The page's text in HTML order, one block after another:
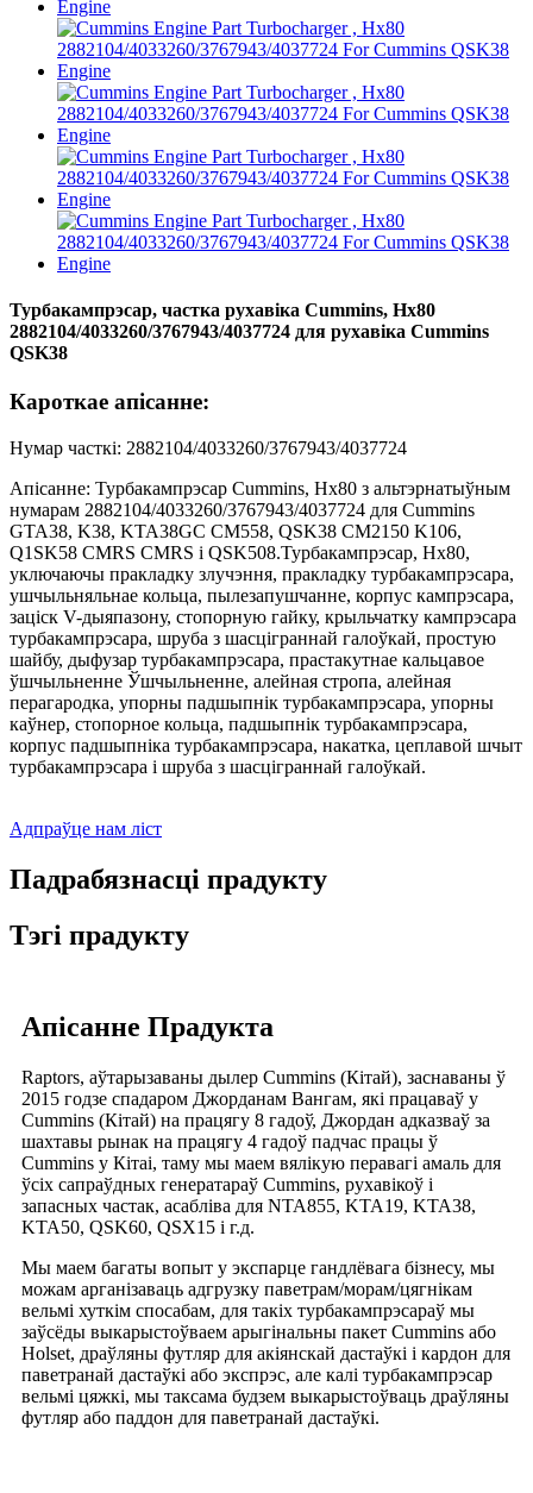
Турбакампрэсар, частка рухавіка Cummins, Hx80
2882104/4033260/3767943/4037724 для рухавіка Cummins
QSK38
Кароткае апісанне:
Нумар часткі: 2882104/4033260/3767943/4037724
Апісанне: Турбакампрэсар Cummins, Hx80 з альтэрнатыўным
нумарам 2882104/4033260/3767943/4037724 для Cummins
GTA38, K38, KTA38GC CM558, QSK38 CM2150 K106,
Q1SK58 CMRS CMRS і QSK508.Турбакампрэсар, Hx80,
уключаючы пракладку злучэння, пракладку турбакампрэсара,
ушчыльняльнае кольца, пылезапушчанне, корпус кампрэсара,
заціск V-дыяпазону, стопорную гайку, крыльчатку кампрэсара
турбакампрэсара, шруба з шасціграннай галоўкай, простую
шайбу, дыфузар турбакампрэсара, прастакутнае кальцавое
ўшчыльненне Ўшчыльненне, алейная стропа, алейная
перагародка, упорны падшыпнік турбакампрэсара, упорны
каўнер, стопорное кольца, падшыпнік турбакампрэсара,
корпус падшыпніка турбакампрэсара, накатка, цеплавой шчыт
турбакампрэсара і шруба з шасціграннай галоўкай.
Адпраўце нам ліст
Падрабязнасці прадукту
Тэгі прадукту
Апісанне Прадукта
Raptors, аўтарызаваны дылер Cummins (Кітай), заснаваны ў
2015 годзе спадаром Джорданам Вангам, які працаваў у
Cummins (Кітай) на працягу 8 гадоў, Джордан адказваў за
шахтавы рынак на працягу 4 гадоў падчас працы ў
Cummins у Кітаі, таму мы маем вялікую перавагі амаль для
ўсіх сапраўдных генератараў Cummins, рухавікоў і
запасных частак, асабліва для NTA855, KTA19, KTA38,
KTA50, QSK60, QSX15 і г.д.
Мы маем багаты вопыт у экспарце гандлёвага бізнесу, мы
можам арганізаваць адгрузку паветрам/морам/цягнікам
вельмі хуткім спосабам, для такіх турбакампрэсараў мы
заўсёды выкарыстоўваем арыгінальны пакет Cummins або
Holset, драўляны футляр для акіянскай дастаўкі і кардон для
паветранай дастаўкі або экспрэс, але калі турбакампрэсар
вельмі цяжкі, мы таксама будзем выкарыстоўваць драўляны
футляр або паддон для паветранай дастаўкі.